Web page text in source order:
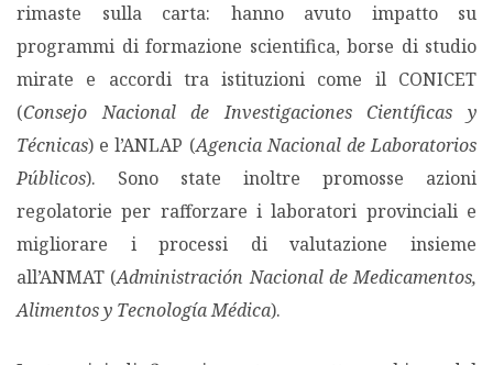
rimaste sulla carta: hanno avuto impatto su
programmi di formazione scientifica, borse di studio
mirate e accordi tra istituzioni come il CONICET
(Consejo Nacional de Investigaciones Científicas y
Técnicas) e l’ANLAP (Agencia Nacional de Laboratorios
Públicos). Sono state inoltre promosse azioni
regolatorie per rafforzare i laboratori provinciali e
migliorare i processi di valutazione insieme
all’ANMAT (Administración Nacional de Medicamentos,
Alimentos y Tecnología Médica).